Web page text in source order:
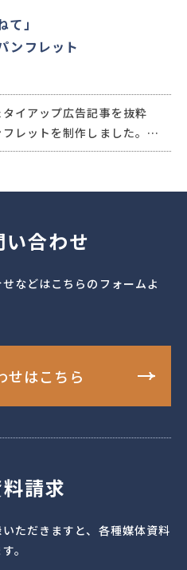
て」
ンフレット
イアップ広告記事を抜粋
レットを制作しました。
を活かした広域連携事業と
い合わせ
などはこちらのフォームよ
せはこちら
請求
ただきますと、各種媒体資料
。